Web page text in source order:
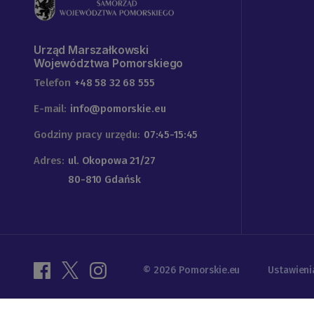
Urząd Marszałkowski
Województwa Pomorskiego
Telefon +48 58 32 68 555
E-mail: info@pomorskie.eu
Godziny pracy urzędu: 07:45-15:45
Adres: ul. Okopowa 21/27
80-810 Gdańsk
© 2026 Pomorskie.eu